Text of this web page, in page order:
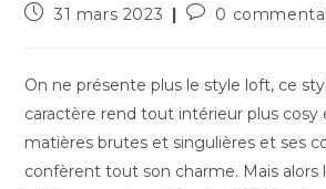
Publication
31 mars 2023
Commentaires
publication :
0
On ne présente plus le style loft, ce
caractère rend tout intérieur plus cosy
matières brutes et singulières et ses
confèrent tout son charme. Mais alors